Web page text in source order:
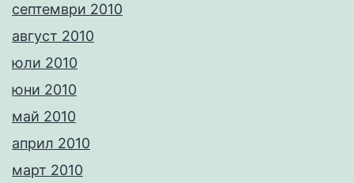
септември 2010
август 2010
юли 2010
юни 2010
май 2010
април 2010
март 2010